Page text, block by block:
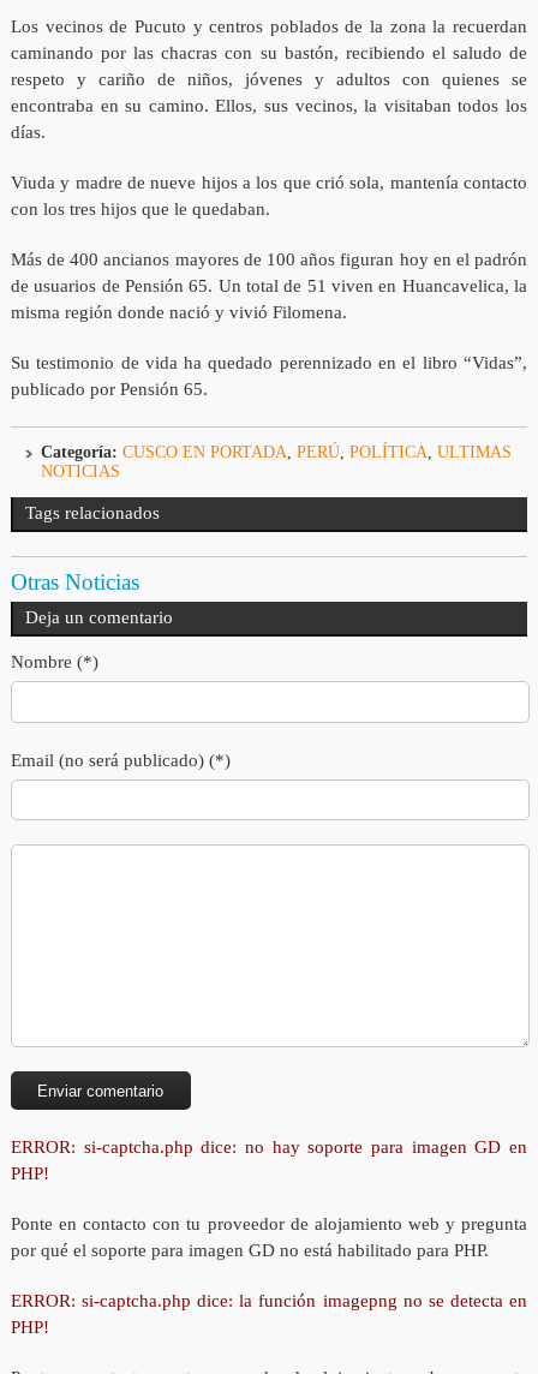
Los vecinos de Pucuto y centros poblados de la zona la recuerdan
caminando por las chacras con su bastón, recibiendo el saludo de
respeto y cariño de niños, jóvenes y adultos con quienes se
encontraba en su camino. Ellos, sus vecinos, la visitaban todos los
días.
Viuda y madre de nueve hijos a los que crió sola, mantenía contacto
con los tres hijos que le quedaban.
Más de 400 ancianos mayores de 100 años figuran hoy en el padrón
de usuarios de Pensión 65. Un total de 51 viven en Huancavelica, la
misma región donde nació y vivió Filomena.
Su testimonio de vida ha quedado perennizado en el libro “Vidas”,
publicado por Pensión 65.
Categoría: CUSCO EN PORTADA, PERÚ, POLÍTICA, ULTIMAS
NOTICIAS
Tags relacionados
Otras Noticias
Deja un comentario
Nombre (*)
Email (no será publicado) (*)
ERROR: si-captcha.php dice: no hay soporte para imagen GD en
PHP!
Ponte en contacto con tu proveedor de alojamiento web y pregunta
por qué el soporte para imagen GD no está habilitado para PHP.
ERROR: si-captcha.php dice: la función imagepng no se detecta en
PHP!